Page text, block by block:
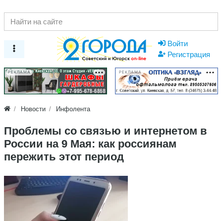
Войти
Регистрация
РЕКЛАМА РЕКЛАМА
Новости Инфолента
Проблемы со связью и интернетом в
России на 9 Мая: как россиянам
пережить этот период